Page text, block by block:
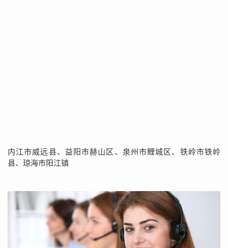
内江市威远县、益阳市赫山区、泉州市鲤城区、铁岭市铁岭
县、琼海市阳江镇